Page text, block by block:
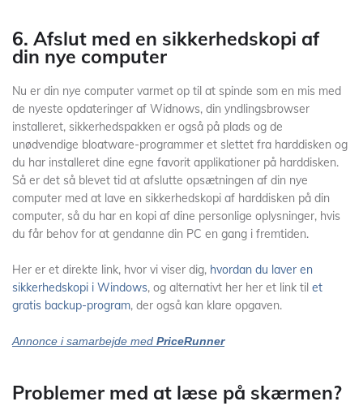
6. Afslut med en sikkerhedskopi af
din nye computer
Nu er din nye computer varmet op til at spinde som en mis med
de nyeste opdateringer af Widnows, din yndlingsbrowser
installeret, sikkerhedspakken er også på plads og de
unødvendige bloatware-programmer et slettet fra harddisken og
du har installeret dine egne favorit applikationer på harddisken.
Så er det så blevet tid at afslutte opsætningen af din nye
computer med at lave en sikkerhedskopi af harddisken på din
computer, så du har en kopi af dine personlige oplysninger, hvis
du får behov for at gendanne din PC en gang i fremtiden.
Her er et direkte link, hvor vi viser dig, hvordan du laver en
sikkerhedskopi i Windows, og alternativt her her et link til et
gratis backup-program, der også kan klare opgaven.
Annonce i samarbejde med PriceRunner
Problemer med at læse på skærmen?